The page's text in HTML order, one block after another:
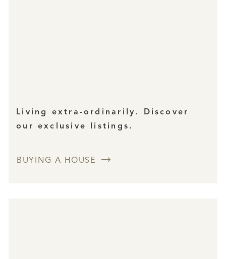
Living extra-ordinarily. Discover
our exclusive listings.
BUYING A HOUSE